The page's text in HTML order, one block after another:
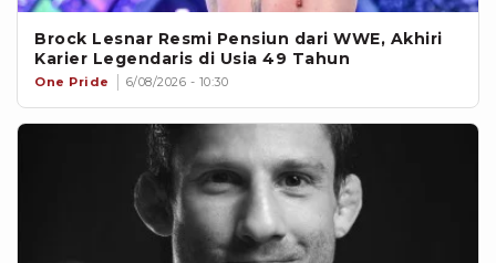
Brock Lesnar Resmi Pensiun dari WWE, Akhiri
Karier Legendaris di Usia 49 Tahun
One Pride 6/08/2026 - 10:30